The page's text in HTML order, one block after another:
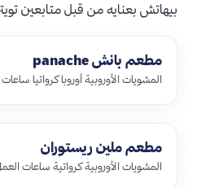
بيهاتش بعنايه من قبل متابعين
مطعم بانش panache
المشويات الأوروبية أوروبا كرواتيا ساعات العمل : من 6 ص الى 11 م .…
مطعم ملين ريستوران
المشويات الأوروبية كرواتية ساعات العمل : من 7ص الى 11 م…